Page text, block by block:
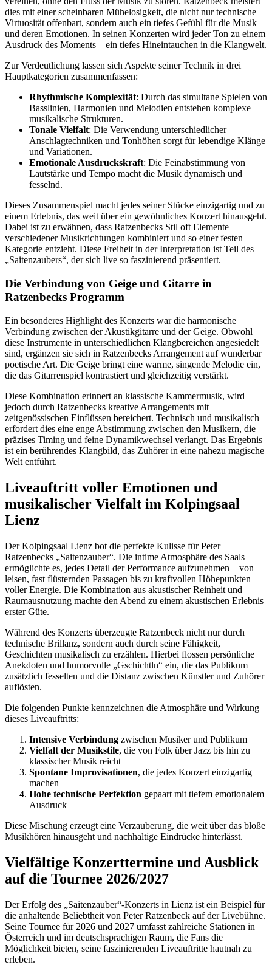
dies mit einer scheinbaren Mühelosigkeit, die nicht nur technische
Virtuosität offenbart, sondern auch ein tiefes Gefühl für die Musik
und deren Emotionen. In seinen Konzerten wird jeder Ton zu einem
Ausdruck des Moments – ein tiefes Hineintauchen in die Klangwelt.
Zur Verdeutlichung lassen sich Aspekte seiner Technik in drei
Hauptkategorien zusammenfassen:
Rhythmische Komplexität: Durch das simultane Spielen von
Basslinien, Harmonien und Melodien entstehen komplexe
musikalische Strukturen.
Tonale Vielfalt: Die Verwendung unterschiedlicher
Anschlagtechniken und Tonhöhen sorgt für lebendige Klänge
und Variationen.
Emotionale Ausdruckskraft: Die Feinabstimmung von
Lautstärke und Tempo macht die Musik dynamisch und
fesselnd.
Dieses Zusammenspiel macht jedes seiner Stücke einzigartig und zu
einem Erlebnis, das weit über ein gewöhnliches Konzert hinausgeht.
Dabei ist zu erwähnen, dass Ratzenbecks Stil oft Elemente
verschiedener Musikrichtungen kombiniert und so einer festen
Kategorie entzieht. Diese Freiheit in der Interpretation ist Teil des
„Saitenzaubers“, der sich live so faszinierend präsentiert.
Die Verbindung von Geige und Gitarre in
Ratzenbecks Programm
Ein besonderes Highlight des Konzerts war die harmonische
Verbindung zwischen der Akustikgitarre und der Geige. Obwohl
diese Instrumente in unterschiedlichen Klangbereichen angesiedelt
sind, ergänzen sie sich in Ratzenbecks Arrangement auf wunderbar
poetische Art. Die Geige bringt eine warme, singende Melodie ein,
die das Gitarrenspiel kontrastiert und gleichzeitig verstärkt.
Diese Kombination erinnert an klassische Kammermusik, wird
jedoch durch Ratzenbecks kreative Arrangements mit
zeitgenössischen Einflüssen bereichert. Technisch und musikalisch
erfordert dies eine enge Abstimmung zwischen den Musikern, die
präzises Timing und feine Dynamikwechsel verlangt. Das Ergebnis
ist ein berührendes Klangbild, das Zuhörer in eine nahezu magische
Welt entführt.
Liveauftritt voller Emotionen und
musikalischer Vielfalt im Kolpingsaal
Lienz
Der Kolpingsaal Lienz bot die perfekte Kulisse für Peter
Ratzenbecks „Saitenzauber“. Die intime Atmosphäre des Saals
ermöglichte es, jedes Detail der Performance aufzunehmen – von
leisen, fast flüsternden Passagen bis zu kraftvollen Höhepunkten
voller Energie. Die Kombination aus akustischer Reinheit und
Raumausnutzung machte den Abend zu einem akustischen Erlebnis
erster Güte.
Während des Konzerts überzeugte Ratzenbeck nicht nur durch
technische Brillanz, sondern auch durch seine Fähigkeit,
Geschichten musikalisch zu erzählen. Hierbei flossen persönliche
Anekdoten und humorvolle „Gschichtln“ ein, die das Publikum
zusätzlich fesselten und die Distanz zwischen Künstler und Zuhörer
auflösten.
Die folgenden Punkte kennzeichnen die Atmosphäre und Wirkung
dieses Liveauftritts:
Intensive Verbindung zwischen Musiker und Publikum
Vielfalt der Musikstile, die von Folk über Jazz bis hin zu
klassischer Musik reicht
Spontane Improvisationen, die jedes Konzert einzigartig
machen
Hohe technische Perfektion gepaart mit tiefem emotionalem
Ausdruck
Diese Mischung erzeugt eine Verzauberung, die weit über das bloße
Musikhören hinausgeht und nachhaltige Eindrücke hinterlässt.
Vielfältige Konzerttermine und Ausblick
auf die Tournee 2026/2027
Der Erfolg des „Saitenzauber“-Konzerts in Lienz ist ein Beispiel für
die anhaltende Beliebtheit von Peter Ratzenbeck auf der Livebühne.
Seine Tournee für 2026 und 2027 umfasst zahlreiche Stationen in
Österreich und im deutschsprachigen Raum, die Fans die
Möglichkeit bieten, seine faszinierenden Liveauftritte hautnah zu
erleben.